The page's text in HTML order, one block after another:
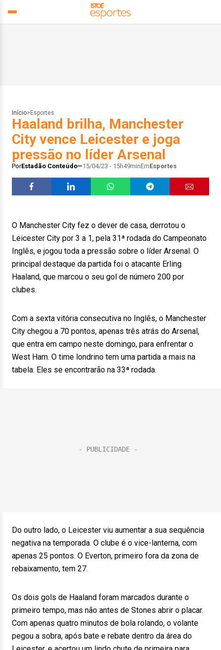
Início> Esportes
Haaland brilha, Manchester
City vence Leicester e joga
pressão no líder Arsenal
PorEstadão Conteúdo 15/04/23 - 15h49minEmEsportes
O Manchester City fez o dever de casa, derrotou o
Leicester City por 3 a 1, pela 31ª rodada do Campeonato
Inglês, e jogou toda a pressão sobre o líder Arsenal. O
principal destaque da partida foi o atacante Erling
Haaland, que marcou o seu gol de número 200 por
clubes.
Com a sexta vitória consecutiva no Inglês, o Manchester
City chegou a 70 pontos, apenas três atrás do Arsenal,
que entra em campo neste domingo, para enfrentar o
West Ham. O time londrino tem uma partida a mais na
tabela. Eles se encontrarão na 33ª rodada.
Do outro lado, o Leicester viu aumentar a sua sequência
negativa na temporada. O clube é o vice-lanterna, com
apenas 25 pontos. O Everton, primeiro fora da zona de
rebaixamento, tem 27.
Os dois gols de Haaland foram marcados durante o
primeiro tempo, mas não antes de Stones abrir o placar.
Com apenas quatro minutos de bola rolando, o volante
pegou a sobra, após bate e rebate dentro da área do